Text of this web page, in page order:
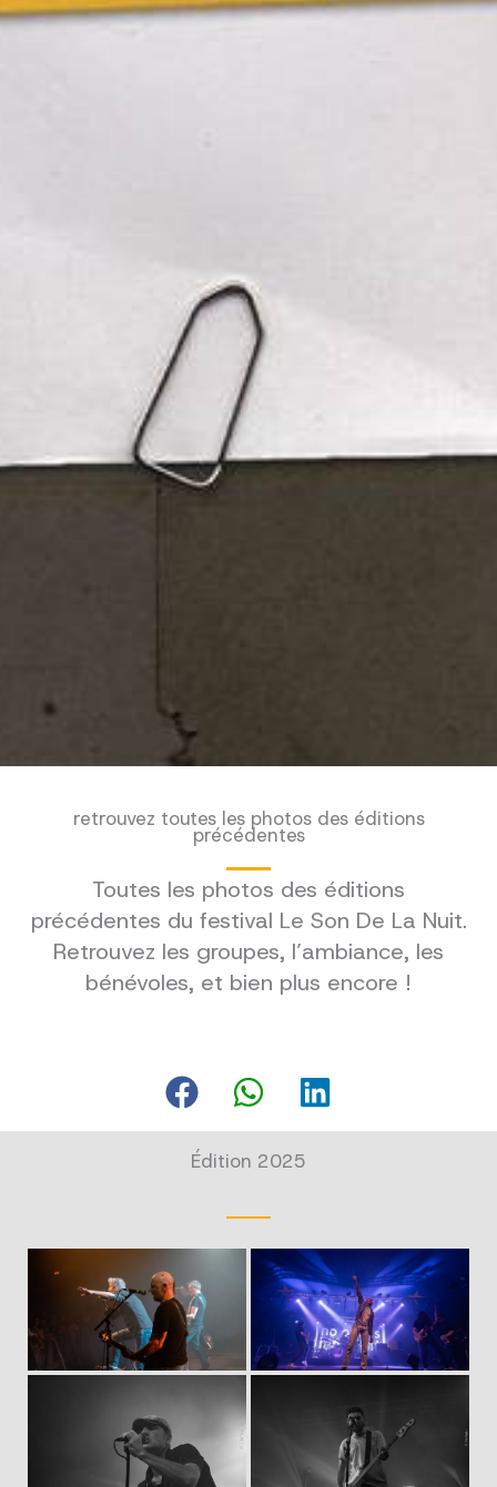
retrouvez toutes les photos des éditions
précédentes
Toutes les photos des éditions
précédentes du festival Le Son De La Nuit.
Retrouvez les groupes, l’ambiance, les
bénévoles, et bien plus encore !
Édition 2025